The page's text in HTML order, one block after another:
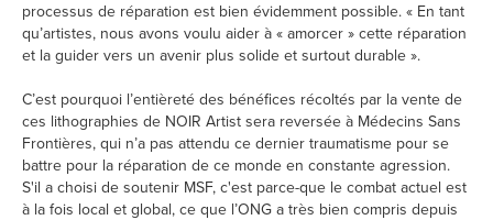
processus de réparation est bien évidemment possible. « En tant
qu’artistes, nous avons voulu aider à « amorcer » cette réparation
et la guider vers un avenir plus solide et surtout durable ».
C’est pourquoi l’entièreté des bénéfices récoltés par la vente de
ces lithographies de NOIR Artist sera reversée à Médecins Sans
Frontières, qui n’a pas attendu ce dernier traumatisme pour se
battre pour la réparation de ce monde en constante agression.
S'il a choisi de soutenir MSF, c'est parce-que le combat actuel est
à la fois local et global, ce que l’ONG a très bien compris depuis